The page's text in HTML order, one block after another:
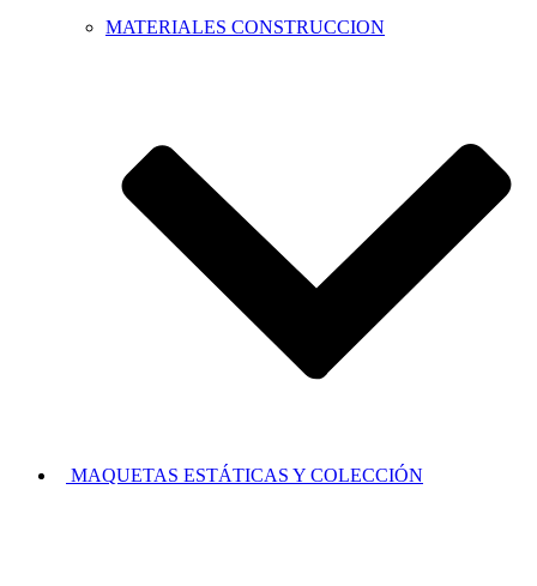
MATERIALES CONSTRUCCION
MAQUETAS ESTÁTICAS Y COLECCIÓN